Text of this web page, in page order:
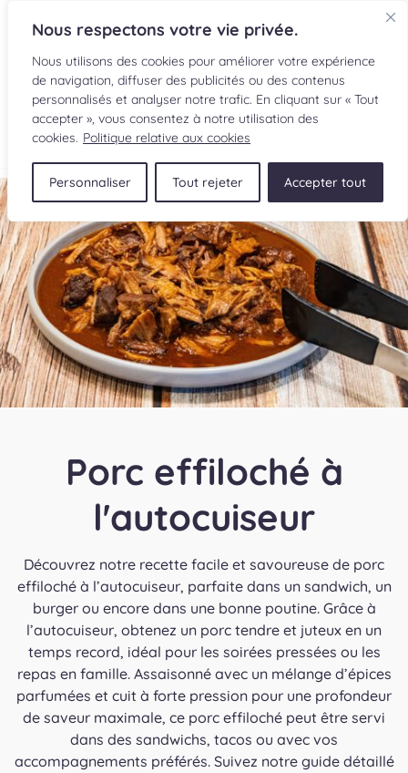
Nous respectons votre vie privée.
Nous utilisons des cookies pour améliorer votre expérience
de navigation, diffuser des publicités ou des contenus
personnalisés et analyser notre trafic. En cliquant sur « Tout
accepter », vous consentez à notre utilisation des
cookies. Politique relative aux cookies
Personnaliser Tout rejeter Accepter tout
EN
RECETTES
INGRÉDIENTS
LECTURES CULINAIRES
SOUMETTRE UNE RECETTE
BOUTIQUE
Porc effiloché à
l'autocuiseur
Découvrez notre recette facile et savoureuse de porc
effiloché à l’autocuiseur, parfaite dans un sandwich, un
burger ou encore dans une bonne poutine. Grâce à
l’autocuiseur, obtenez un porc tendre et juteux en un
temps record, idéal pour les soirées pressées ou les
repas en famille. Assaisonné avec un mélange d’épices
parfumées et cuit à forte pression pour une profondeur
de saveur maximale, ce porc effiloché peut être servi
dans des sandwichs, tacos ou avec vos
accompagnements préférés. Suivez notre guide détaillé